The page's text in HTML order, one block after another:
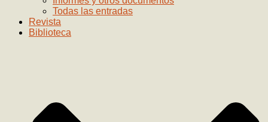
Todas las entradas
Revista
Biblioteca